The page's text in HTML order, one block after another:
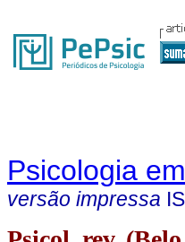
Psicologia
versão impressa